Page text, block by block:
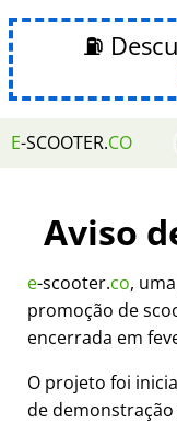
⛽
E-SCOOTER.CO
Aviso
e-scooter.co,
promoção de
encerrada em
O projeto foi
de